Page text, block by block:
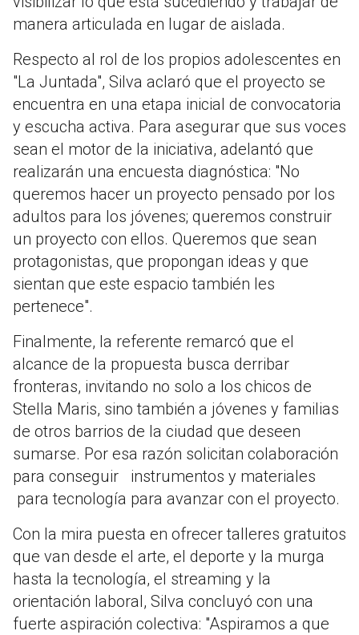
manera articulada en lugar de aislada.
Respecto al rol de los propios adolescentes en
"La Juntada", Silva aclaró que el proyecto se
encuentra en una etapa inicial de convocatoria
y escucha activa. Para asegurar que sus voces
sean el motor de la iniciativa, adelantó que
realizarán una encuesta diagnóstica: "No
queremos hacer un proyecto pensado por los
adultos para los jóvenes; queremos construir
un proyecto con ellos. Queremos que sean
protagonistas, que propongan ideas y que
sientan que este espacio también les
pertenece".
Finalmente, la referente remarcó que el
alcance de la propuesta busca derribar
fronteras, invitando no solo a los chicos de
Stella Maris, sino también a jóvenes y familias
de otros barrios de la ciudad que deseen
sumarse. Por esa razón solicitan colaboración
para conseguir instrumentos y materiales
para tecnología para avanzar con el proyecto.
Con la mira puesta en ofrecer talleres gratuitos
que van desde el arte, el deporte y la murga
hasta la tecnología, el streaming y la
orientación laboral, Silva concluyó con una
fuerte aspiración colectiva: "Aspiramos a que